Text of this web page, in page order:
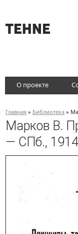
О проекте
Главная » Библиотека »
Марков В.
— СПб., 1914